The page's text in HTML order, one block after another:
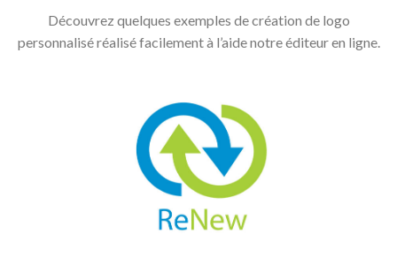
Découvrez quelques exemples de création de logo
personnalisé réalisé facilement à l’aide notre éditeur en ligne.